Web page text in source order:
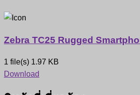
Zebra TC25 Rugged
1 file(s) 1.97 KB
Download